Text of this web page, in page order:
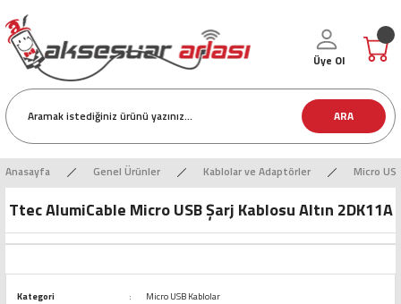
ARA
Üye Ol
Anasayfa Genel Ürünler Kablolar ve Adaptörler Micro
Ttec AlumiCable Micro USB Şarj Kablosu Altın 2DK11A
Kategori
Micro USB Kablolar